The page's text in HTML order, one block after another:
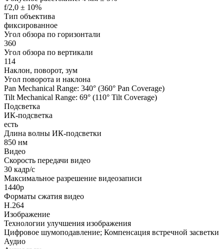
f/2,0 ± 10%
Тип объектива
фиксированное
Угол обзора по горизонтали
360
Угол обзора по вертикали
114
Наклон, поворот, зум
Угол поворота и наклона
Pan Mechanical Range: 340° (360° Pan Coverage)
Tilt Mechanical Range: 69° (110° Tilt Coverage)
Подсветка
ИК-подсветка
есть
Длина волны ИК-подсветки
850 нм
Видео
Скорость передачи видео
30 кадр/с
Максимальное разрешение видеозаписи
1440p
Форматы сжатия видео
H.264
Изображение
Технологии улучшения изображения
Цифровое шумоподавление; Компенсация встречной засветки
Аудио